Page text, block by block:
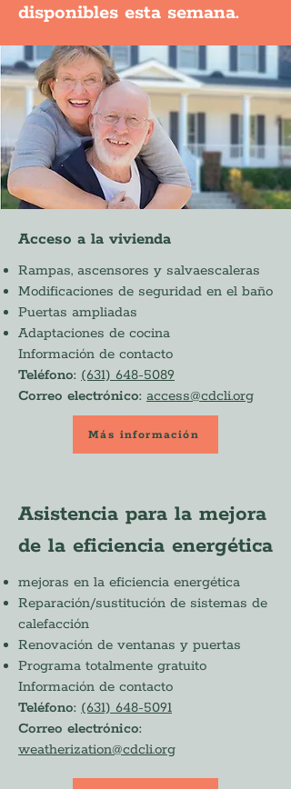
disponibles esta semana.
Acceso a la vivienda
Rampas, ascensores y salvaescaleras
Modificaciones de seguridad en el baño
Puertas ampliadas
Adaptaciones de cocina
Información de contacto
Teléfono: (631) 648-5089
Correo electrónico: access@cdcli.org
Más información
Asistencia para la mejora
de la eficiencia energética
mejoras en la eficiencia energética
Reparación/sustitución de sistemas de
calefacción
Renovación de ventanas y puertas
Programa totalmente gratuito
Información de contacto
Teléfono: (631) 648-5091
Correo electrónico:
weatherization@cdcli.org